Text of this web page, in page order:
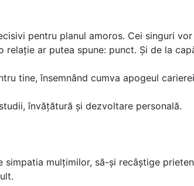
pentru planul amoros. Cei singuri
relație ar putea spune: punct. Și de la
tine, însemnând cumva apogeul
învățătură și dezvoltare personală.
simpatia mulțimilor, să-și recâștige